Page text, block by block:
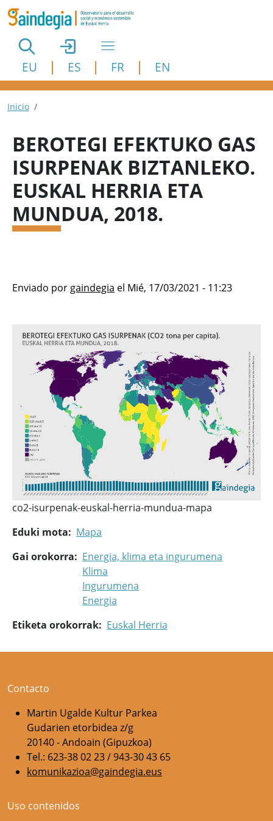
Pasar al contenido principal
EU ES FR EN
Ruta de navegación
Inicio
BEROTEGI EFEKTUKO GAS
ISURPENAK BIZTANLEKO.
EUSKAL HERRIA ETA
MUNDUA, 2018.
Enviado por gaindegia el Mié, 17/03/2021 - 11:23
co2-isurpenak-euskal-herria-mundua-mapa
Eduki mota
Mapa
Gai orokorra
Energia, klima eta ingurumena
Klima
Ingurumena
Energia
Etiketa orokorrak
Euskal Herria
Contacto
Martin Ugalde Kultur Parkea
Gudarien etorbidea z/g
20140 - Andoain (Gipuzkoa)
Tel.: 623-38 02 23 / 943-30 43 65
komunikazioa@gaindegia.eus
Uso contenidos